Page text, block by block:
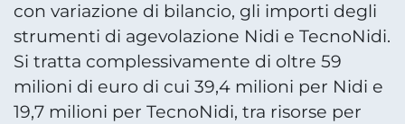
con variazione di bilancio, gli importi degli
strumenti di agevolazione Nidi e TecnoNidi.
Si tratta complessivamente di oltre 59
milioni di euro di cui 39,4 milioni per Nidi e
19,7 milioni per TecnoNidi, tra risorse per